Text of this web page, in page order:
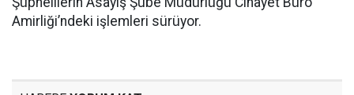
Amirliği’ndeki işlemleri sürüyor.